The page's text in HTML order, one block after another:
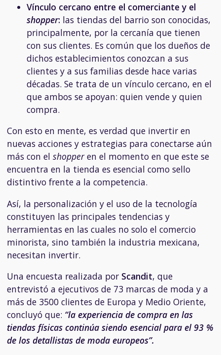
Vínculo cercano entre el comerciante y el
shopper: las tiendas del barrio son conocidas,
principalmente, por la cercanía que tienen
con sus clientes. Es común que los dueños de
dichos establecimientos conozcan a sus
clientes y a sus familias desde hace varias
décadas. Se trata de un vínculo cercano, en el
que ambos se apoyan: quien vende y quien
compra.
Con esto en mente, es verdad que invertir en
nuevas acciones y estrategias para conectarse aún
más con el shopperen el momento en que este se
encuentra en la tienda es esencial como sello
distintivo frente a la competencia.
Así, la personalización y el uso de la tecnología
constituyen las principales tendencias y
herramientas en las cuales no solo el comercio
minorista, sino también la industria mexicana,
necesitan invertir.
Una encuesta realizada por Scandit, que
entrevistó a ejecutivos de 73 marcas de moda y a
más de 3500 clientes de Europa y Medio Oriente,
concluyó que: “la experiencia de compra en las
tiendas físicas continúa siendo esencial para el 93 %
de los detallistas de moda europeos”.